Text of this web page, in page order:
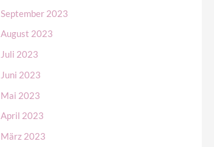
September 2023
August 2023
Juli 2023
Juni 2023
Mai 2023
April 2023
März 2023